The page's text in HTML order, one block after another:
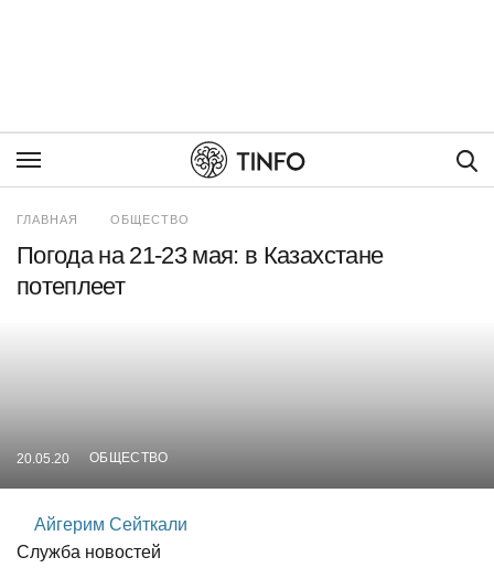
ГЛАВНАЯ ОБЩЕСТВО
Погода на 21-23 мая: в Казахстане
потеплеет
20.05.20 ОБЩЕСТВО
Айгерим Сейткали
Служба новостей